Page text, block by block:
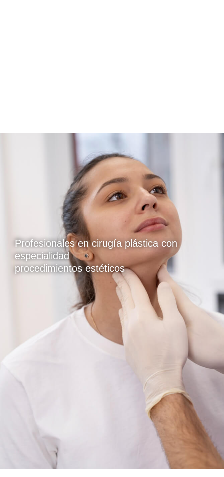
Profesionales en cirugía plástica con
especialidad
procedimientos estéticos